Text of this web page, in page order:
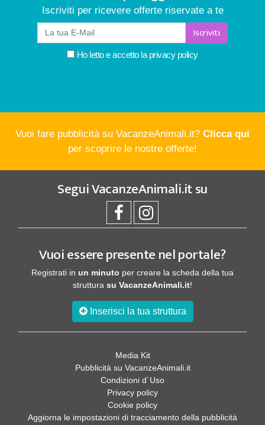
Iscriviti per ricevere offerte riservate a te
Iscriviti
Ho letto e accetto la privacy policy
Vuoi fare pubblicità su VacanzeAnimali.it? Clicca qui
per scoprire le nostre offerte!
SeguiVacanzeAnimali.itsu
Vuoi essere presente nel portale?
Registrati in un minuto per creare la scheda della tua
struttura su VacanzeAnimali.it!
Inserisci la tua struttura
Media Kit
Pubblicità su VacanzeAnimali.it
Condizioni d´Uso
Privacy policy
Cookie policy
Aggiorna le impostazioni di tracciamento della pubblicità